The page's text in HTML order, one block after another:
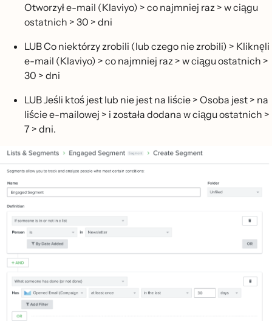
Otworzył e-mail (Klaviyo) > co najmniej raz > w ciągu
ostatnich > 30 > dni
LUB Co niektórzy zrobili (lub czego nie zrobili) > Kliknęli
e-mail (Klaviyo) > co najmniej raz > w ciągu ostatnich >
30 > dni
LUB Jeśli ktoś jest lub nie jest na liście > Osoba jest > na
liście e-mailowej > i została dodana w ciągu ostatnich >
7 > dni.